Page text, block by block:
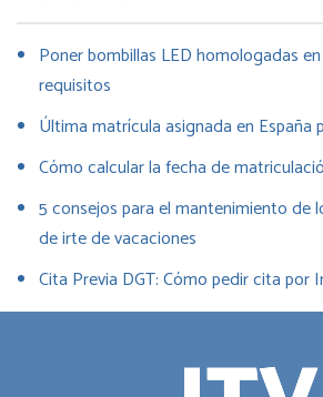
Poner bombillas LED homologadas
requisitos
Última matrícula asignada en España
Cómo calcular la fecha de
5 consejos para el mantenimiento de
de irte de vacaciones
Cita Previa DGT: Cómo pedir cita por